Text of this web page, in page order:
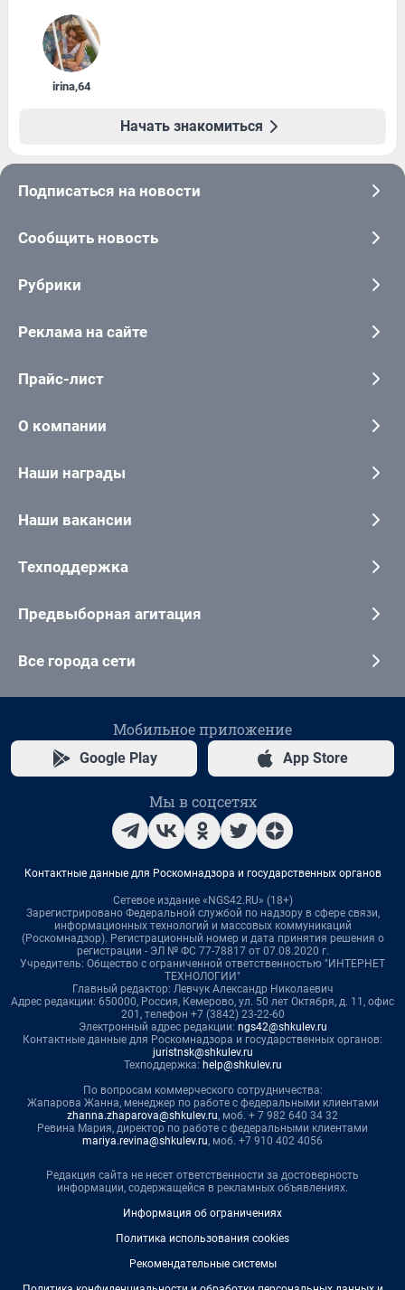
irina,64
Начать знакомиться
Подписаться на новости
Сообщить новость
Рубрики
Реклама на сайте
Прайс-лист
О компании
Наши награды
Наши вакансии
Техподдержка
Предвыборная агитация
Все города сети
Мобильное приложение
Google Play App Store
Мы в соцсетях
Контактные данные для Роскомнадзора и государственных органов
Сетевое издание «NGS42.RU» (18+)
Зарегистрировано Федеральной службой по надзору в сфере связи,
информационных технологий и массовых коммуникаций
(Роскомнадзор). Регистрационный номер и дата принятия решения о
регистрации - ЭЛ № ФС 77-78817 от 07.08.2020 г.
Учредитель: Общество с ограниченной ответственностью "ИНТЕРНЕТ
ТЕХНОЛОГИИ"
Главный редактор: Левчук Александр Николаевич
Адрес редакции: 650000, Россия, Кемерово, ул. 50 лет Октября, д. 11, офис
201, телефон +7 (3842) 23-22-60
Электронный адрес редакции: ngs42@shkulev.ru
Контактные данные для Роскомнадзора и государственных органов:
juristnsk@shkulev.ru
Техподдержка: help@shkulev.ru
По вопросам коммерческого сотрудничества:
Жапарова Жанна, менеджер по работе с федеральными клиентами
zhanna.zhaparova@shkulev.ru, моб. + 7 982 640 34 32
Ревина Мария, директор по работе с федеральными клиентами
mariya.revina@shkulev.ru, моб. +7 910 402 4056
Редакция сайта не несет ответственности за достоверность
информации, содержащейся в рекламных объявлениях.
Информация об ограничениях
Политика использования cookies
Рекомендательные системы